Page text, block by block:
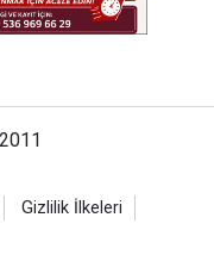
Gizlilik İlkeleri